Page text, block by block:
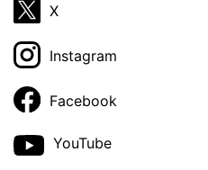
X
Instagram
Facebook
YouTube